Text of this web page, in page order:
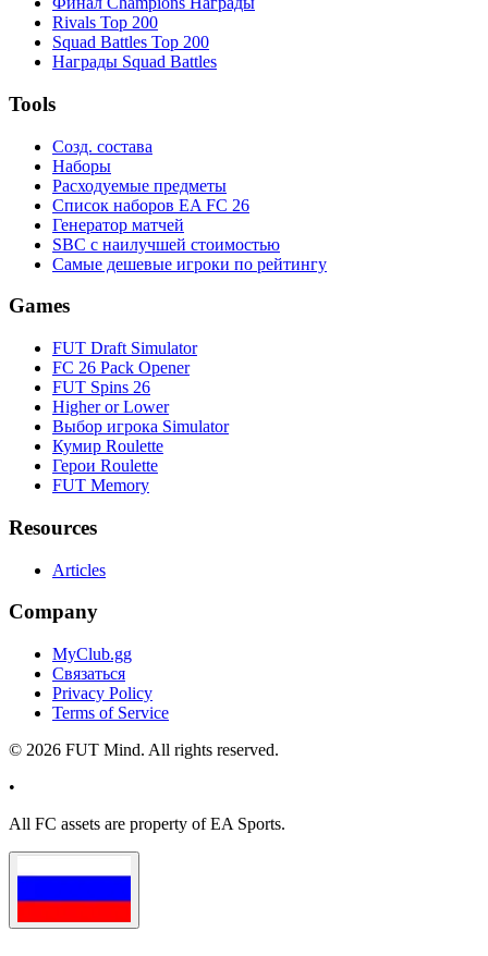
Rivals Top 200
Squad Battles Top 200
Награды Squad Battles
Tools
Созд. состава
Наборы
Расходуемые предметы
Список наборов EA FC 26
Генератор матчей
SBC с наилучшей стоимостью
Самые дешевые игроки по рейтингу
Games
FUT Draft Simulator
FC 26 Pack Opener
FUT Spins 26
Higher or Lower
Выбор игрока Simulator
Кумир Roulette
Герои Roulette
FUT Memory
Resources
Articles
Company
MyClub.gg
Связаться
Privacy Policy
Terms of Service
© 2026 FUT Mind. All rights reserved.
•
All FC assets are property of EA Sports.